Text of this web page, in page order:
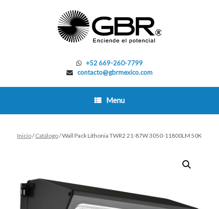
+52 669-260-7799
contacto@gbrmexico.com
Menu
Inicio/Catálogo/ Wall Pack Lithonia TWR2 21-87W 3050-11800LM 50K